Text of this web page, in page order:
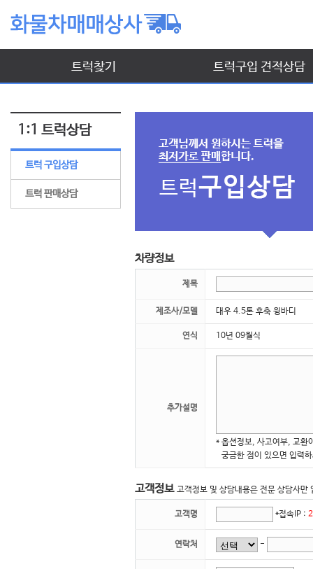
트럭찾기 트럭구입 견적상담
1:1 트럭상담
트럭 구입상담
트럭 판매상담
차량정보
제목
제조사/모델 대우 4.5톤 후축 윙바디
연식 10년 09월식
추가설명
* 옵션정보, 사고여부, 교환
궁금한 점이 있으면 입력
고객정보 고객정보 및 상담내용은 전문 상담사만
고객명 *접속IP :
연락처 -